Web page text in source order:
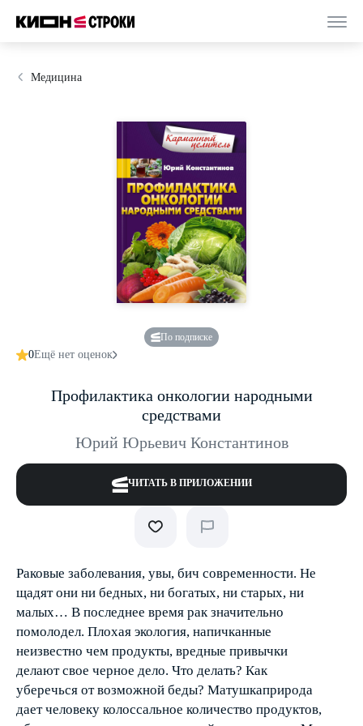
Медицина
По подписке
0Ещё нет оценок
Профилактика онкологии народными
средствами
Юрий Юрьевич Константинов
ЧИТАТЬ В ПРИЛОЖЕНИИ
Раковые заболевания, увы, бич современности. Не
щадят они ни бедных, ни богатых, ни старых, ни
малых… В последнее время рак значительно
помолодел. Плохая экология, напичканные
неизвестно чем продукты, вредные привычки
делают свое черное дело. Что делать? Как
уберечься от возможной беды? Матушка­природа
дает человеку колоссальное количество продуктов,